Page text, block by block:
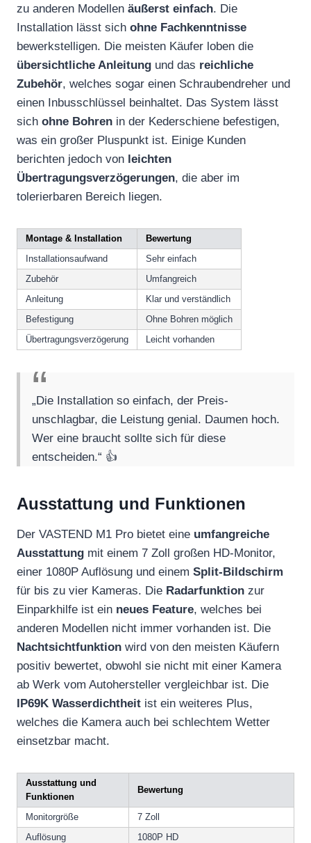
zu anderen Modellen äußerst einfach. Die
Installation lässt sich ohne Fachkenntnisse
bewerkstelligen. Die meisten Käufer loben die
übersichtliche Anleitung und das reichliche
Zubehör, welches sogar einen Schraubendreher und
einen Inbusschlüssel beinhaltet. Das System lässt
sich ohne Bohren in der Kederschiene befestigen,
was ein großer Pluspunkt ist. Einige Kunden
berichten jedoch von leichten
Übertragungsverzögerungen, die aber im
tolerierbaren Bereich liegen.
Montage & Installation
Bewertung
Installationsaufwand
Sehr einfach
Zubehör
Umfangreich
Anleitung
Klar und verständlich
Befestigung
Ohne Bohren möglich
Übertragungsverzögerung
Leicht vorhanden
„Die Installation so einfach, der Preis-
unschlagbar, die Leistung genial. Daumen hoch.
Wer eine braucht sollte sich für diese
entscheiden.“ 👍
Ausstattung und Funktionen
Der VASTEND M1 Pro bietet eine umfangreiche
Ausstattung mit einem 7 Zoll großen HD-Monitor,
einer 1080P Auflösung und einem Split-Bildschirm
für bis zu vier Kameras. Die Radarfunktion zur
Einparkhilfe ist ein neues Feature, welches bei
anderen Modellen nicht immer vorhanden ist. Die
Nachtsichtfunktion wird von den meisten Käufern
positiv bewertet, obwohl sie nicht mit einer Kamera
ab Werk vom Autohersteller vergleichbar ist. Die
IP69K Wasserdichtheit ist ein weiteres Plus,
welches die Kamera auch bei schlechtem Wetter
einsetzbar macht.
Ausstattung und
Funktionen
Bewertung
Monitorgröße
7 Zoll
Auflösung
1080P HD